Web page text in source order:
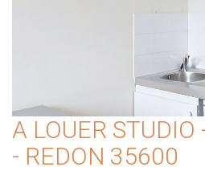
A LOUER
- REDON 35600